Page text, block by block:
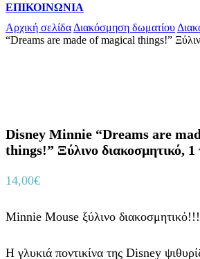
ΕΠΙΚΟΙΝΩΝΙΑ
Αρχική σελίδα Διακόσμηση δωματίου
“Dreams are made of magical things!”
Disney Minnie “Dreams are
things!” Ξύλινο διακοσμητικό, 1
14,00€
Minnie Mouse ξύλινο διακοσμητικό!!!
Η γλυκιά ποντικίνα της Disney